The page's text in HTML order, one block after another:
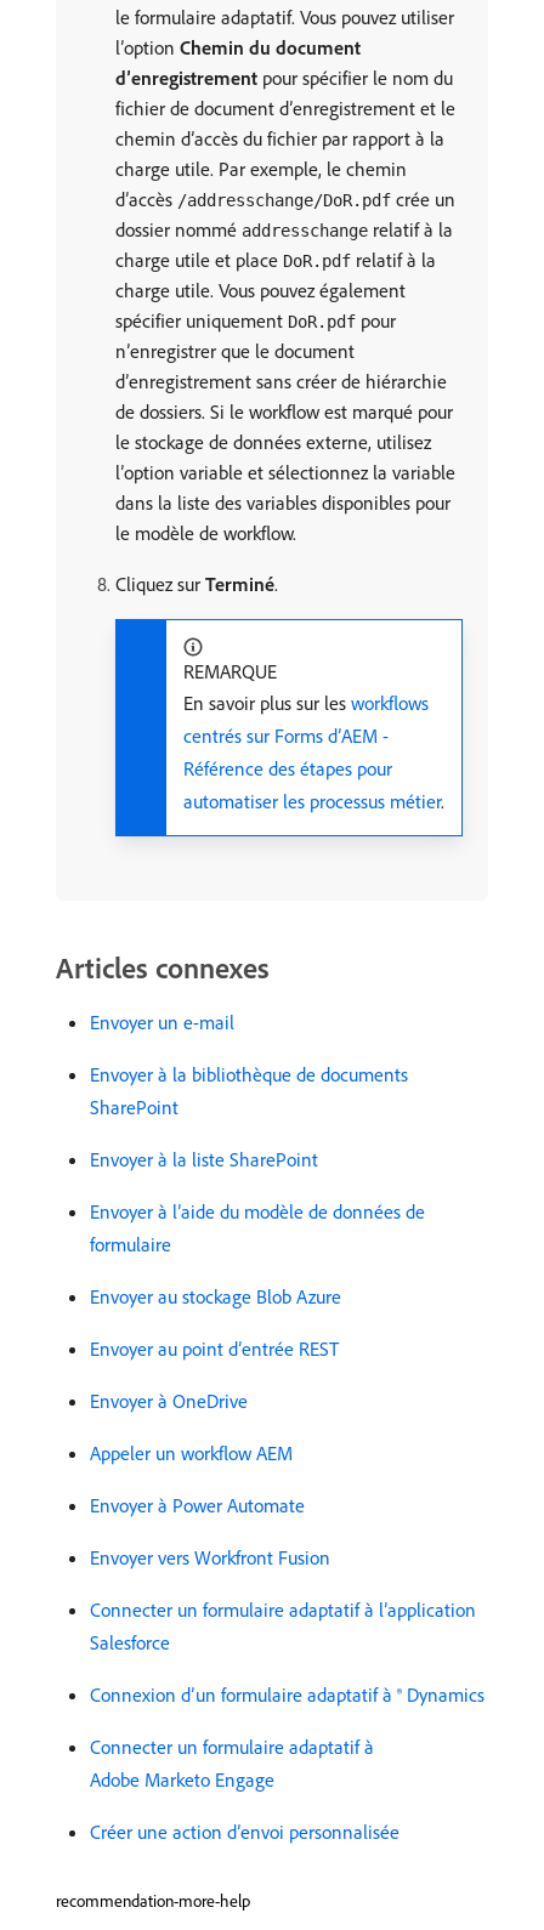
le formulaire adaptatif. Vous pouvez utiliser
l’option Chemin du document
d’enregistrement pour spécifier le nom du
fichier de document d’enregistrement et le
chemin d’accès du fichier par rapport à la
charge utile. Par exemple, le chemin
d’accès /addresschange/DoR.pdf crée un
dossier nommé addresschange relatif à la
charge utile et place DoR.pdf relatif à la
charge utile. Vous pouvez également
spécifier uniquement DoR.pdf pour
n’enregistrer que le document
d’enregistrement sans créer de hiérarchie
de dossiers. Si le workflow est marqué pour
le stockage de données externe, utilisez
l’option variable et sélectionnez la variable
dans la liste des variables disponibles pour
le modèle de workflow.
Cliquez sur Terminé.
REMARQUE
En savoir plus sur les workflows
centrés sur Forms d’AEM -
Référence des étapes pour
automatiser les processus métier.
Articles connexes
Envoyer un e-mail
Envoyer à la bibliothèque de documents
SharePoint
Envoyer à la liste SharePoint
Envoyer à l’aide du modèle de données de
formulaire
Envoyer au stockage Blob Azure
Envoyer au point d’entrée REST
Envoyer à OneDrive
Appeler un workflow AEM
Envoyer à Power Automate
Envoyer vers Workfront Fusion
Connecter un formulaire adaptatif à l’application
Salesforce
Connexion d’un formulaire adaptatif à ® Dynamics
Connecter un formulaire adaptatif à
Adobe Marketo Engage
Créer une action d’envoi personnalisée
recommendation-more-help